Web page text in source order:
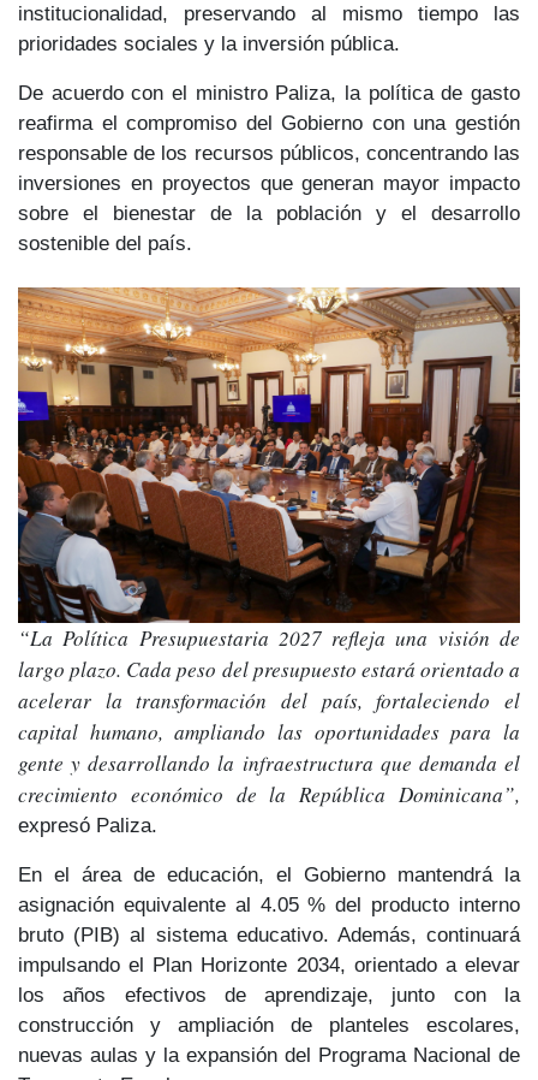
institucionalidad, preservando al mismo tiempo las
prioridades sociales y la inversión pública.
De acuerdo con el ministro Paliza, la política de gasto
reafirma el compromiso del Gobierno con una gestión
responsable de los recursos públicos, concentrando las
inversiones en proyectos que generan mayor impacto
sobre el
bienestar de la población y el desarrollo
sostenible del país.
“La Política Presupuestaria 2027 refleja una visión de
largo plazo. Cada peso del presupuesto estará orientado a
acelerar la transformación del país, fortaleciendo el
capital humano, ampliando las oportunidades para la
gente y desarrollando la infraestructura que demanda el
crecimiento económico de la República Dominicana”,
expresó Paliza.
En el área de educación, el Gobierno mantendrá la
asignación equivalente al 4.05 % del producto interno
bruto (PIB) al sistema educativo. Además, continuará
impulsando el Plan Horizonte 2034, orientado a elevar
los años efectivos de aprendizaje, junto con la
construcción y ampliación de planteles escolares,
nuevas aulas y la expansión del Programa Nacional de